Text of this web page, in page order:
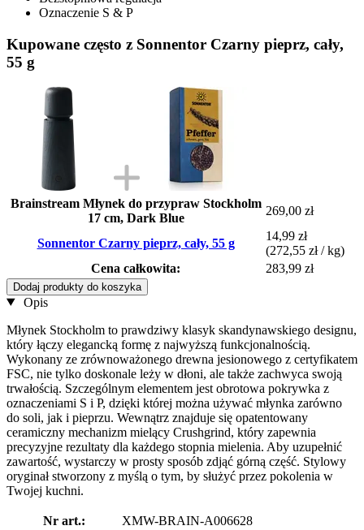
Oznaczenie S & P
Kupowane często z Sonnentor Czarny pieprz, cały,
55 g
Brainstream Młynek do przypraw Stockholm
17 cm, Dark Blue
269,00 zł
Sonnentor Czarny pieprz, cały, 55 g
14,99 zł
(272,55 zł / kg)
Cena całkowita:
283,99 zł
Dodaj produkty do koszyka
Opis
Młynek Stockholm to prawdziwy klasyk skandynawskiego designu,
który łączy elegancką formę z najwyższą funkcjonalnością.
Wykonany ze zrównoważonego drewna jesionowego z certyfikatem
FSC, nie tylko doskonale leży w dłoni, ale także zachwyca swoją
trwałością. Szczególnym elementem jest obrotowa pokrywka z
oznaczeniami S i P, dzięki której można używać młynka zarówno
do soli, jak i pieprzu. Wewnątrz znajduje się opatentowany
ceramiczny mechanizm mielący Crushgrind, który zapewnia
precyzyjne rezultaty dla każdego stopnia mielenia. Aby uzupełnić
zawartość, wystarczy w prosty sposób zdjąć górną część. Stylowy
oryginał stworzony z myślą o tym, by służyć przez pokolenia w
Twojej kuchni.
Nr art.:
XMW-BRAIN-A006628